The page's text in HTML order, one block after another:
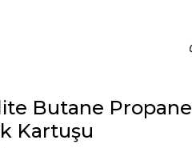
Butane Propane
Kartuşu